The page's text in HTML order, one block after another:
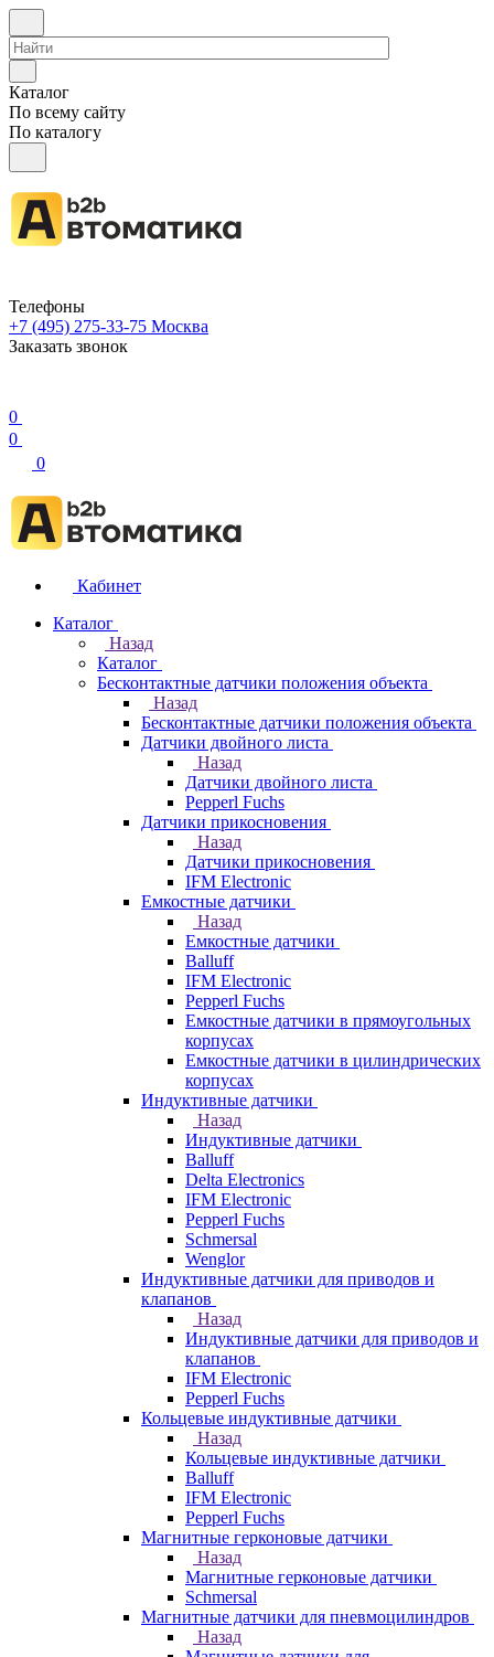
Каталог
По всему сайту
По каталогу
Телефоны
+7 (495) 275-33-75 Москва
Заказать звонок
0
0
0
Кабинет
Каталог
Назад
Каталог
Бесконтактные датчики положения объекта
Назад
Бесконтактные датчики положения объекта
Датчики двойного листа
Назад
Датчики двойного листа
Pepperl Fuchs
Датчики прикосновения
Назад
Датчики прикосновения
IFM Electronic
Емкостные датчики
Назад
Емкостные датчики
Balluff
IFM Electronic
Pepperl Fuchs
Емкостные датчики в прямоугольных
корпусах
Емкостные датчики в цилиндрических
корпусах
Индуктивные датчики
Назад
Индуктивные датчики
Balluff
Delta Electronics
IFM Electronic
Pepperl Fuchs
Schmersal
Wenglor
Индуктивные датчики для приводов и
клапанов
Назад
Индуктивные датчики для приводов и
клапанов
IFM Electronic
Pepperl Fuchs
Кольцевые индуктивные датчики
Назад
Кольцевые индуктивные датчики
Balluff
IFM Electronic
Pepperl Fuchs
Магнитные герконовые датчики
Назад
Магнитные герконовые датчики
Schmersal
Магнитные датчики для пневмоцилиндров
Назад